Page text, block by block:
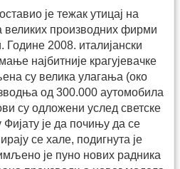
оставио је тежак утицај на
великих производних фирми
Године 2008. италијански
најбитније крагујевачке
су велика улагања (око
од 300.000 аутомобила
су одложени услед светске
је да почињу да се
се хале, подигнута је
је пуно нових радника